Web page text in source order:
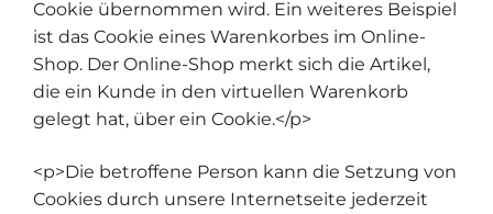
Cookie übernommen wird. Ein weiteres Beispiel
ist das Cookie eines Warenkorbes im Online-
Shop. Der Online-Shop merkt sich die Artikel,
die ein Kunde in den virtuellen Warenkorb
gelegt hat, über ein Cookie.</p>
<p>Die betroffene Person kann die Setzung von
Cookies durch unsere Internetseite jederzeit